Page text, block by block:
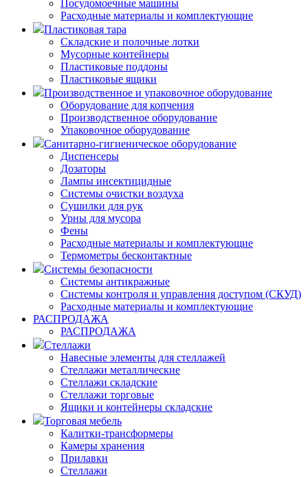
Посудомоечные машины
Расходные материалы и комплектующие
Пластиковая тара
Складские и полочные лотки
Мусорные контейнеры
Пластиковые поддоны
Пластиковые ящики
Производственное и упаковочное оборудование
Оборудование для копчения
Производственное оборудование
Упаковочное оборудование
Санитарно-гигиеническое оборудование
Диспенсеры
Дозаторы
Лампы инсектицидные
Системы очистки воздуха
Сушилки для рук
Урны для мусора
Фены
Расходные материалы и комплектующие
Термометры бесконтактные
Системы безопасности
Системы антикражные
Системы контроля и управления доступом (СКУД)
Расходные материалы и комплектующие
РАСПРОДАЖА
РАСПРОДАЖА
Стеллажи
Навесные элементы для стеллажей
Стеллажи металлические
Стеллажи складские
Стеллажи торговые
Ящики и контейнеры складские
Торговая мебель
Калитки-трансформеры
Камеры хранения
Прилавки
Стеллажи